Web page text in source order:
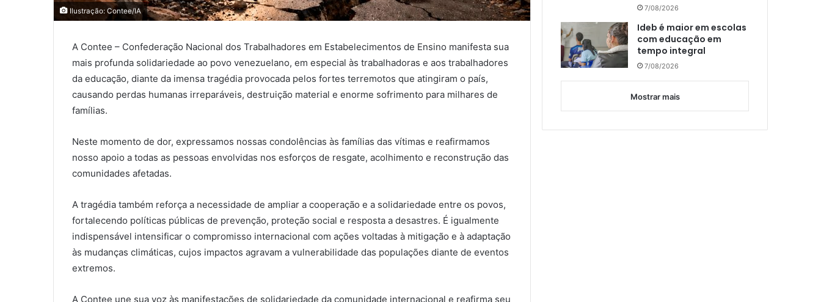
Ilustração: Contee/IA
A Contee – Confederação Nacional dos Trabalhadores em Estabelecimentos de Ensino manifesta sua
mais profunda solidariedade ao povo venezuelano, em especial às trabalhadoras e aos trabalhadores
da educação, diante da imensa tragédia provocada pelos fortes terremotos que atingiram o país,
causando perdas humanas irreparáveis, destruição material e enorme sofrimento para milhares de
famílias.
Neste momento de dor, expressamos nossas condolências às famílias das vítimas e reafirmamos
nosso apoio a todas as pessoas envolvidas nos esforços de resgate, acolhimento e reconstrução das
comunidades afetadas.
A tragédia também reforça a necessidade de ampliar a cooperação e a solidariedade entre os povos,
fortalecendo políticas públicas de prevenção, proteção social e resposta a desastres. É igualmente
indispensável intensificar o compromisso internacional com ações voltadas à mitigação e à adaptação
às mudanças climáticas, cujos impactos agravam a vulnerabilidade das populações diante de eventos
extremos.
A Contee une sua voz às manifestações de solidariedade da comunidade internacional e reafirma seu
7/08/2026
Ideb é maior em escolas
com educação em
tempo integral
7/08/2026
Mostrar mais